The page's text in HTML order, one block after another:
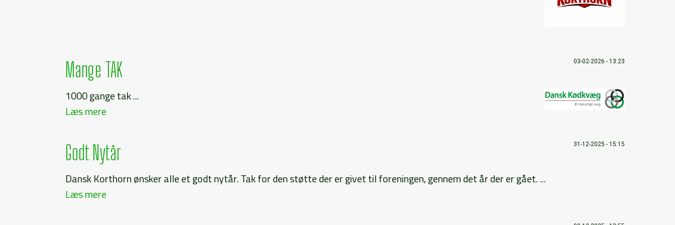
Mange TAK 03-02-2026 - 13:23
1000 gange tak ...
Læs mere
Godt Nytår 31-12-2025 - 15:15
Dansk Korthorn ønsker alle et godt nytår. Tak for den støtte der er givet til foreningen, gennem det år der er gået. ...
Læs mere